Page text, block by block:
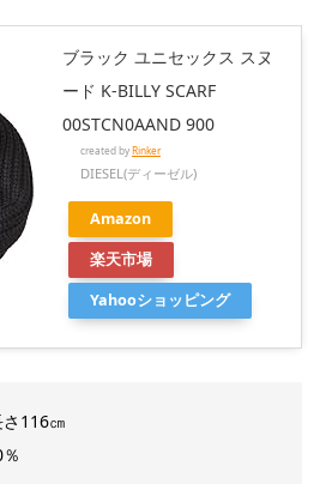
ブラック ユニセックス スヌ
ード K-BILLY SCARF
00STCN0AAND 900
created by Rinker
DIESEL(ディーゼル)
Amazon
楽天市場
Yahooショッピング
116㎝